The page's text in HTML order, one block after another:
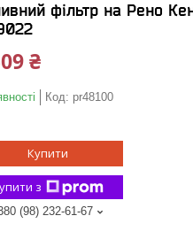
фільтр на Рено
₴
Код: pr48100
Купити
з
(98) 232-61-67